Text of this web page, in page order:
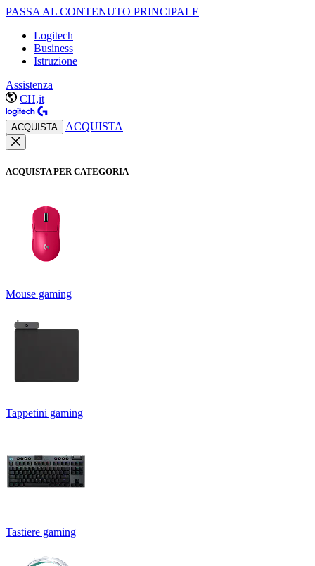
PASSA AL CONTENUTO PRINCIPALE
Logitech
Business
Istruzione
Assistenza
CH,it
ACQUISTA ACQUISTA
ACQUISTA PER CATEGORIA
Mouse gaming
Tappetini gaming
Tastiere gaming